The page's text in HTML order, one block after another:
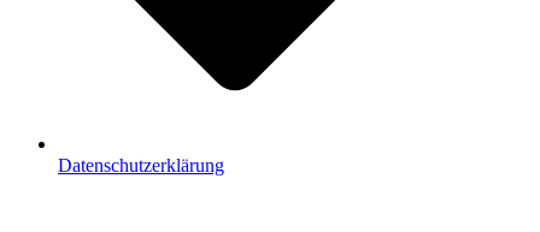
Datenschutzerklärung